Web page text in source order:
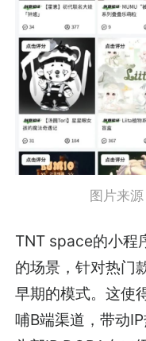
图片来
TNT space的小程
的场景，针对热门
早期的模式。这使
哺B端渠道，带动